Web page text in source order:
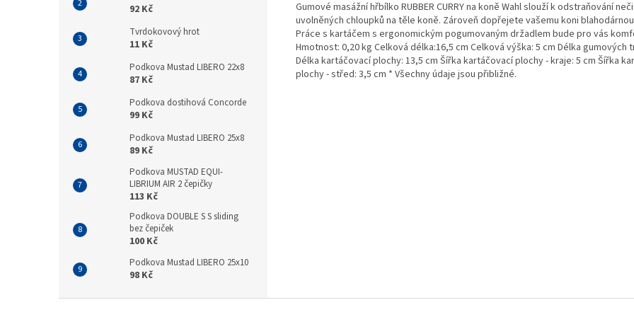
92 Kč
Tvrdokovový hrot
11 Kč
Podkova Mustad LIBERO 22x8
87 Kč
Podkova dostihová Concorde
99 Kč
Podkova Mustad LIBERO 25x8
89 Kč
Podkova MUSTAD EQUI-
LIBRIUM AIR 2 čepičky
113 Kč
Podkova DOUBLE S S sliding
bez čepiček
100 Kč
Podkova Mustad LIBERO 25x10
98 Kč
Gumové masážní hřbílko RUBBER CURRY na koně Wahl slouží k odstraňování
uvolněných chloupků na těle koně. Zároveň dopřejete vašemu koni
Práce s kartáčem s ergonomickým pogumovaným držadlem bude pro vás
Hmotnost: 0,20 kg Celková délka:16,5 cm Celková výška: 5 cm Délka gumových
Délka kartáčovací plochy: 13,5 cm Šířka kartáčovací plochy - kraje: 5 cm Šířka
plochy - střed: 3,5 cm * Všechny údaje jsou přibližné.